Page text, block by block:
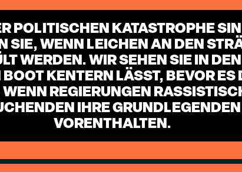
POLITISCHEN KATASTROPHE
SIE, WENN LEICHEN AN DEN
WERDEN. WIR SEHEN SIE IN
KENTERN LÄSST, BEVOR ES
REGIERUNGEN
IHRE GRUNDLEGENDEN
ORENTHALTEN.